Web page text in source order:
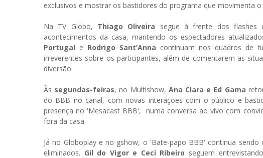
exclusivos e mostrar os bastidores do programa que movimenta
Na TV Globo, Thiago Oliveira segue à frente dos flashes
acontecimentos da casa, mantendo os espectadores
Portugal e Rodrigo Sant’Anna continuam nos quadros de
irreverentes sobre os participantes, além de comentarem as
diversão.
Às segundas-feiras, no Multishow, Ana Clara e Ed Gama
do BBB no canal, com novas interações com o público e
presença no 'Mesacast BBB', numa conversa ao vivo com
fora da casa.
Já no Globoplay e no gshow, o 'Bate-papo BBB' continua
eliminados. Gil do Vigor e Ceci Ribeiro seguem